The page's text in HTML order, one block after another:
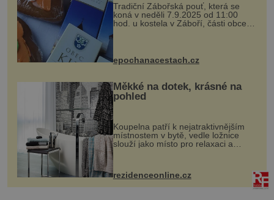
Tradiční Zábořská pouť, která se
koná v neděli 7.9.2025 od 11:00
hod. u kostela v Záboří, části obce
Kly u Mělníka. V programu naleznete
komentovanou prohlídku kostela,
epochanacestach.cz
Měkké na dotek, krásné na
pohled
Koupelna patří k nejatraktivnějším
místnostem v bytě, vedle ložnice
slouží jako místo pro relaxaci a
odpočinek. Koupelnový textil –
ručníky, osušky a koberečky –
proutku...
rezidenceonline.cz